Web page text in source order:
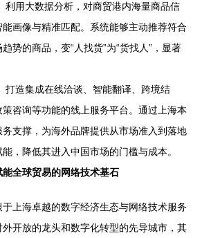
利用大数据分析，对商贸港内海量商品信
画像与精准匹配。系统能够主动推荐符合
势的商品，变“人找货”为“货找人”，显著
打造集成在线洽谈、智能翻译、跨境结
咨询等功能的线上服务平台。通过上海本
支撑，为海外品牌提供从市场准入到落地
，降低其进入中国市场的门槛与成本。
全球贸易的网络技术基石
上海卓越的数字经济生态与网络技术服务
开放的龙头和数字化转型的先导城市，其